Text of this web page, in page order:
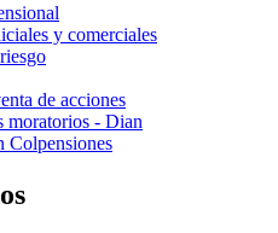
y comerciales
de acciones
moratorios - Dian
Colpensiones